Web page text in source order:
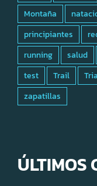
Montaña
principiantes
running
salud
test
Trail
zapatillas
ÚLTIMOS